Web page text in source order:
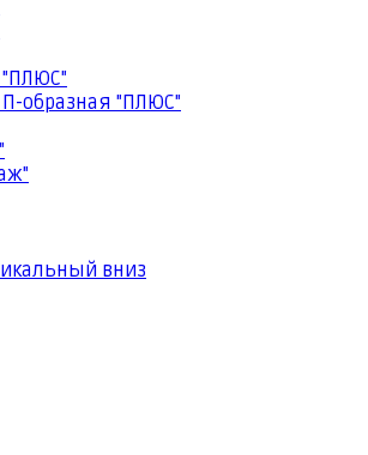
"ПЛЮС"
образная "ПЛЮС"
вниз